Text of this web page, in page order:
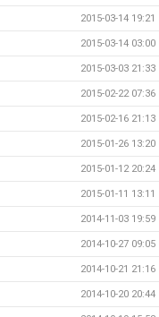
2015-03-14 19:21
2015-03-14 03:00
2015-03-03 21:33
2015-02-22 07:36
2015-02-16 21:13
2015-01-26 13:20
2015-01-12 20:24
2015-01-11 13:11
2014-11-03 19:59
2014-10-27 09:05
2014-10-21 21:16
2014-10-20 20:44